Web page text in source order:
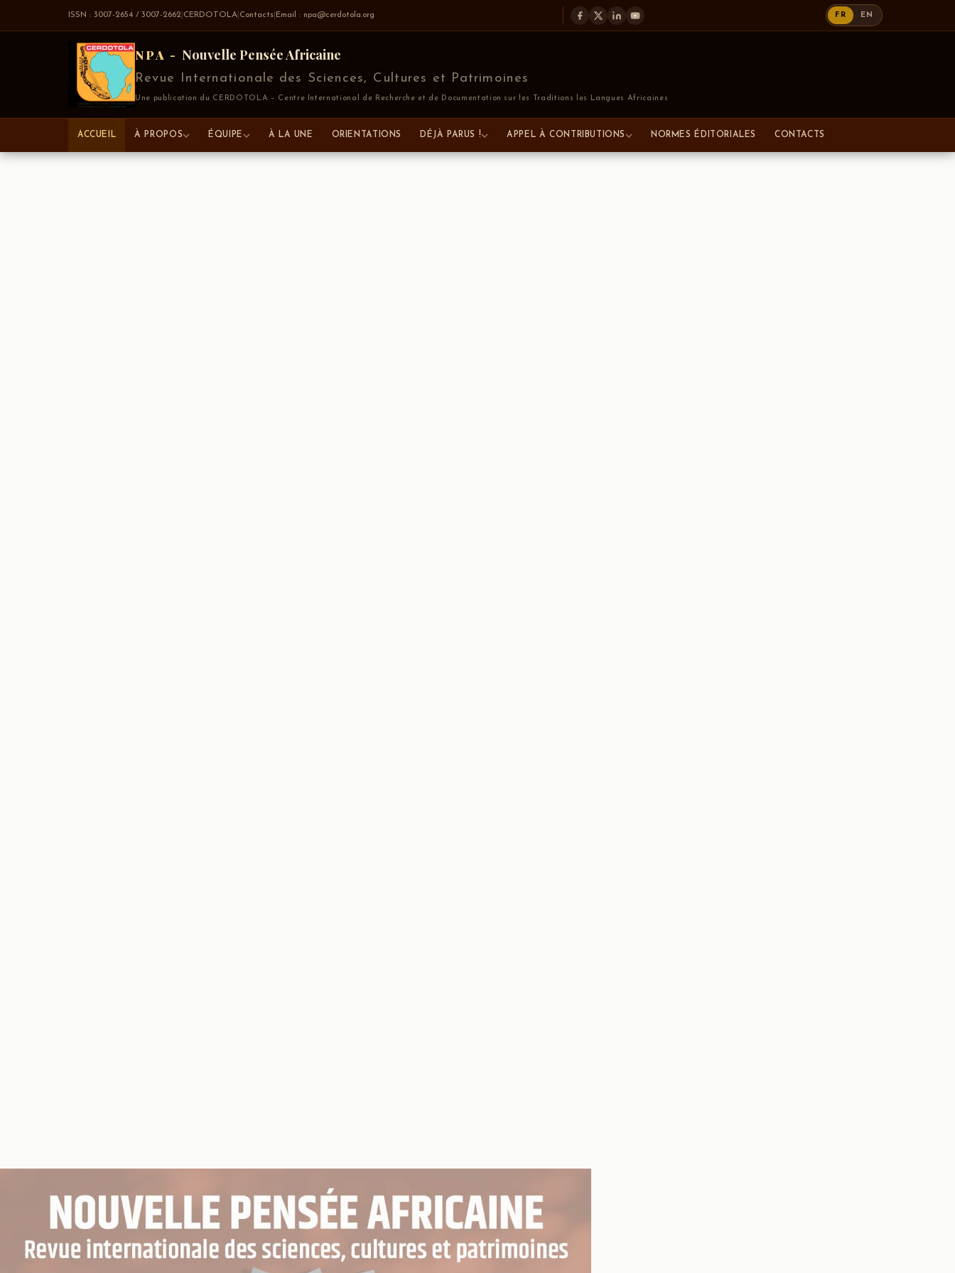
ISSN : 3007-2654 / 3007-2662 CERDOTOLA Contacts Email : npa@cerdotola.org FR EN
NPA -Nouvelle Pensée Africaine
Revue Internationale des Sciences, Cultures et Patrimoines
Une publication du CERDOTOLA – Centre International de Recherche et de Documentation sur les Traditions les Langues Africaines
ACCUEIL À PROPOS ÉQUIPE À LA UNE ORIENTATIONS DÉJÀ PARUS ! APPEL À CONTRIBUTIONS NORMES ÉDITORIALES CONTACTS